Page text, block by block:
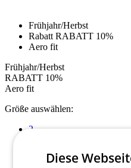
Frühjahr/Herbst
Rabatt RABATT 10%
Aero fit
Frühjahr/Herbst
RABATT 10%
Aero fit
Größe auswählen:
2
Diese